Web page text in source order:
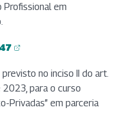
em
no inciso II do art.
2023, para o curso
Privadas” em parceria